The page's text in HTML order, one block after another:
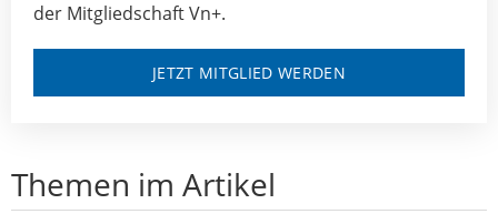
der Mitgliedschaft Vn+.
JETZT MITGLIED WERDEN
Themen im Artikel